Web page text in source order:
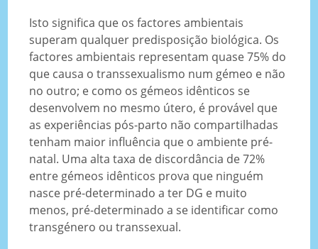
Isto significa que os factores ambientais
superam qualquer predisposição biológica. Os
factores ambientais representam quase 75% do
que causa o transsexualismo num gémeo e não
no outro; e como os gémeos idênticos se
desenvolvem no mesmo útero, é provável que
as experiências pós-parto não compartilhadas
tenham maior influência que o ambiente pré-
natal. Uma alta taxa de discordância de 72%
entre gémeos idênticos prova que ninguém
nasce pré-determinado a ter DG e muito
menos, pré-determinado a se identificar como
transgénero ou transsexual.